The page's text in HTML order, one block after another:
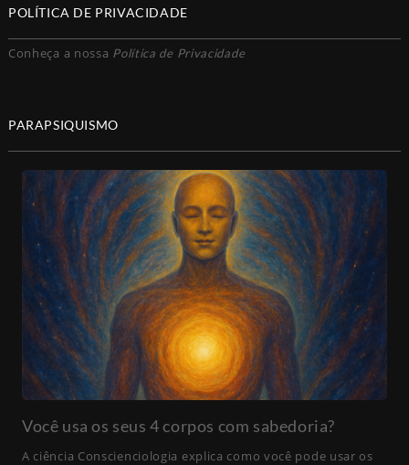
POLÍTICA DE PRIVACIDADE
Conheça a nossa Política de Privacidade
PARAPSIQUISMO
Você usa os seus 4 corpos com sabedoria?
A ciência Conscienciologia explica como você pode usar os